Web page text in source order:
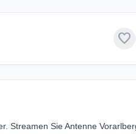
favorite
Streamen Sie Antenne